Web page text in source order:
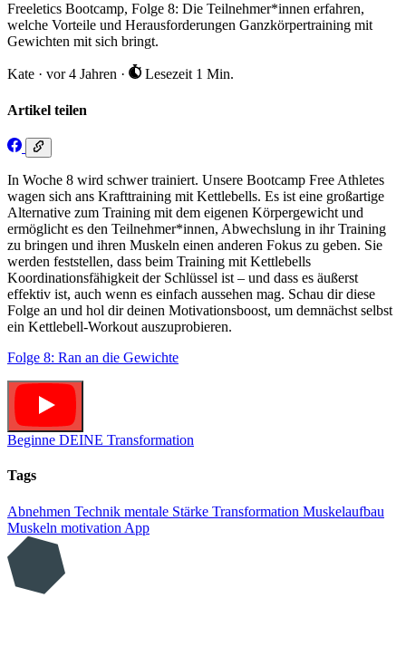
Freeletics Bootcamp, Folge 8: Die Teilnehmer*innen erfahren,
welche Vorteile und Herausforderungen Ganzkörpertraining mit
Gewichten mit sich bringt.
Kate · vor 4 Jahren · Lesezeit 1 Min.
Artikel teilen
In Woche 8 wird schwer trainiert. Unsere Bootcamp Free Athletes
wagen sich ans Krafttraining mit Kettlebells. Es ist eine großartige
Alternative zum Training mit dem eigenen Körpergewicht und
ermöglicht es den Teilnehmer*innen, Abwechslung in ihr Training
zu bringen und ihren Muskeln einen anderen Fokus zu geben. Sie
werden feststellen, dass beim Training mit Kettlebells
Koordinationsfähigkeit der Schlüssel ist – und dass es äußerst
effektiv ist, auch wenn es einfach aussehen mag. Schau dir diese
Folge an und hol dir deinen Motivationsboost, um demnächst selbst
ein Kettlebell-Workout auszuprobieren.
Folge 8: Ran an die Gewichte
Beginne DEINE Transformation
Tags
Abnehmen Technik mentale Stärke Transformation Muskelaufbau
Muskeln motivation App